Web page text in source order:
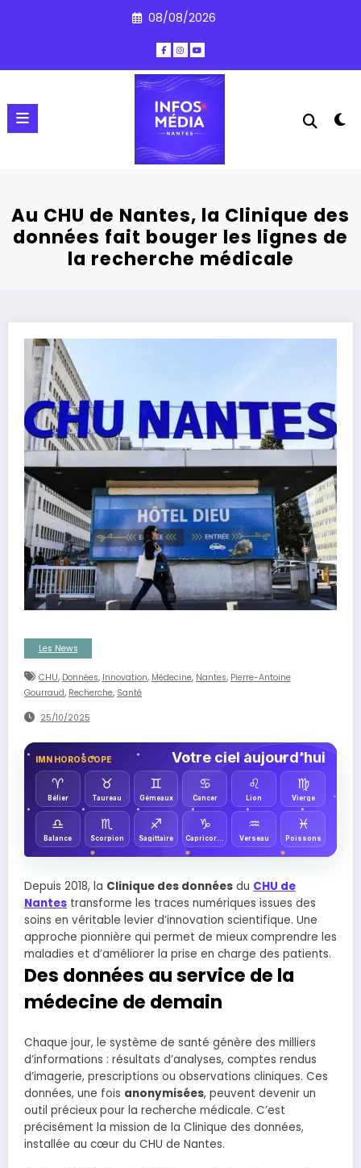
08/08/2026
Au CHU de Nantes, la Clinique des
données fait bouger les lignes de
la recherche médicale
Les News
CHU, Données, Innovation, Médecine, Nantes, Pierre-Antoine
Gourraud, Recherche, Santé
25/10/2025
IMN HOROSCOPE Votre ciel aujourd’hui
♈︎
Bélier
♉︎
Taureau
♊︎
Gémeaux
♋︎
Cancer
♌︎
Lion
♍︎
Vierge
♎︎
Balance
♏︎
Scorpion
♐︎
Sagittaire
♑︎
Capricorne
♒︎
Verseau
♓︎
Poissons
Depuis 2018, la Clinique des données du CHU de
Nantes transforme les traces numériques issues des
soins en véritable levier d’innovation scientifique. Une
approche pionnière qui permet de mieux comprendre les
maladies et d’améliorer la prise en charge des patients.
Des données au service de la
médecine de demain
Chaque jour, le système de santé génère des milliers
d’informations : résultats d’analyses, comptes rendus
d’imagerie, prescriptions ou observations cliniques. Ces
données, une fois anonymisées, peuvent devenir un
outil précieux pour la recherche médicale. C’est
précisément la mission de la Clinique des données,
installée au cœur du CHU de Nantes.